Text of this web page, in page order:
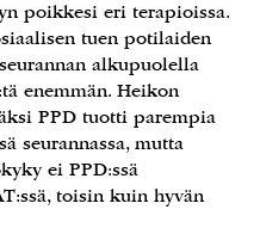
poikkesi eri terapioissa.
tuen potilaiden
alkupuolella
enemmän. Heikon
PPD tuotti parempia
seurannassa, mutta
ei PPD:ssä
toisin kuin hyvän